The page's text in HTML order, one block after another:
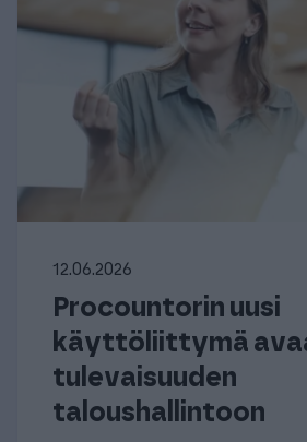
12.06.2026
Procountorin uusi
käyttöliittymä
tulevaisuuden
taloushallintoon